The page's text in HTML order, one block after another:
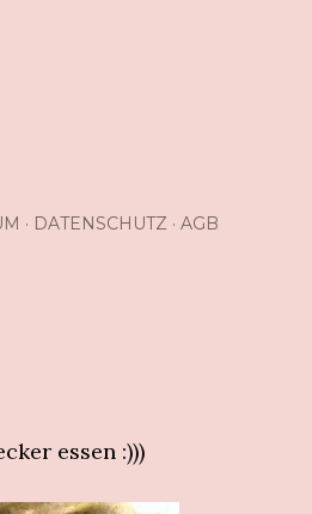
DATENSCHUTZ AGB
essen :)))